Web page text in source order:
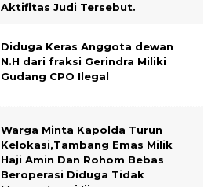
Aktifitas Judi Tersebut.
Diduga Keras Anggota dewan
N.H dari fraksi Gerindra Miliki
Gudang CPO Ilegal
Warga Minta Kapolda Turun
Kelokasi,Tambang Emas Milik
Haji Amin Dan Rohom Bebas
Beroperasi Diduga Tidak